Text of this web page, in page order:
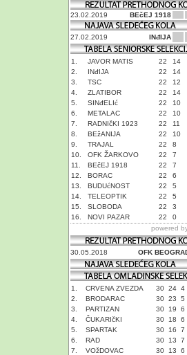
23.02.2019 BEčEJ 1918
27.02.2019 INđIJA
1. JAVOR MATIS 22 14
2.
INđIJA 22 14
3.
TSC 22 12
4.
ZLATIBOR 22 14
5.
SINđELIć 22 10
6.
METALAC 22 10
7.
RADNIčKI 1923 22 11
8.
BEžANIJA 22 10
9.
TRAJAL 22 8
10.
OFK ŽARKOVO 22 7
11.
BEčEJ 1918 22 7
12.
BORAC 22 6
13.
BUDUćNOST 22 5
14.
TELEOPTIK 22 5
15.
SLOBODA 22 3
16.
NOVI PAZAR 22 0
powered
30.05.2018 OFK
1. CRVENA ZVEZDA 30 24 4
2.
BRODARAC 30 23 5
3.
PARTIZAN 30 19 6
4.
ČUKARIčKI 30 18 6
5.
SPARTAK 30 16 7
6.
RAD 30 13 7
7.
VOžDOVAC 30 13 6